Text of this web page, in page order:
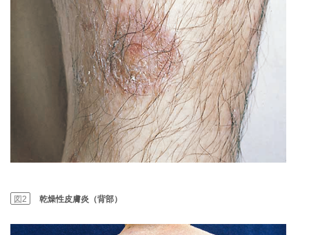
図2 乾燥性皮膚炎（背部）